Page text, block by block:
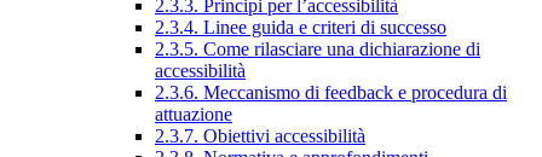
2.3.3. Principi per l’accessibilità
2.3.4. Linee guida e criteri di successo
2.3.5. Come rilasciare una dichiarazione di
accessibilità
2.3.6. Meccanismo di feedback e procedura di
attuazione
2.3.7. Obiettivi accessibilità